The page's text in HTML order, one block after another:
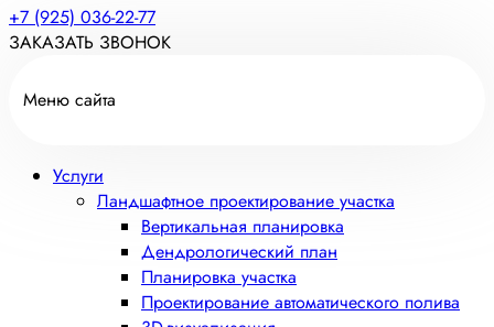
+7 (925) 036-22-77
ЗАКАЗАТЬ ЗВОНОК
Меню сайта
Услуги
Ландшафтное проектирование участка
Вертикальная планировка
Дендрологический план
Планировка участка
Проектирование автоматического полива